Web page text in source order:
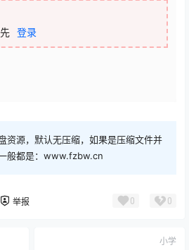
登录
资源，默认无压缩，如果是压缩文件并
般都是：www.fzbw.cn
举报 0 0
小学